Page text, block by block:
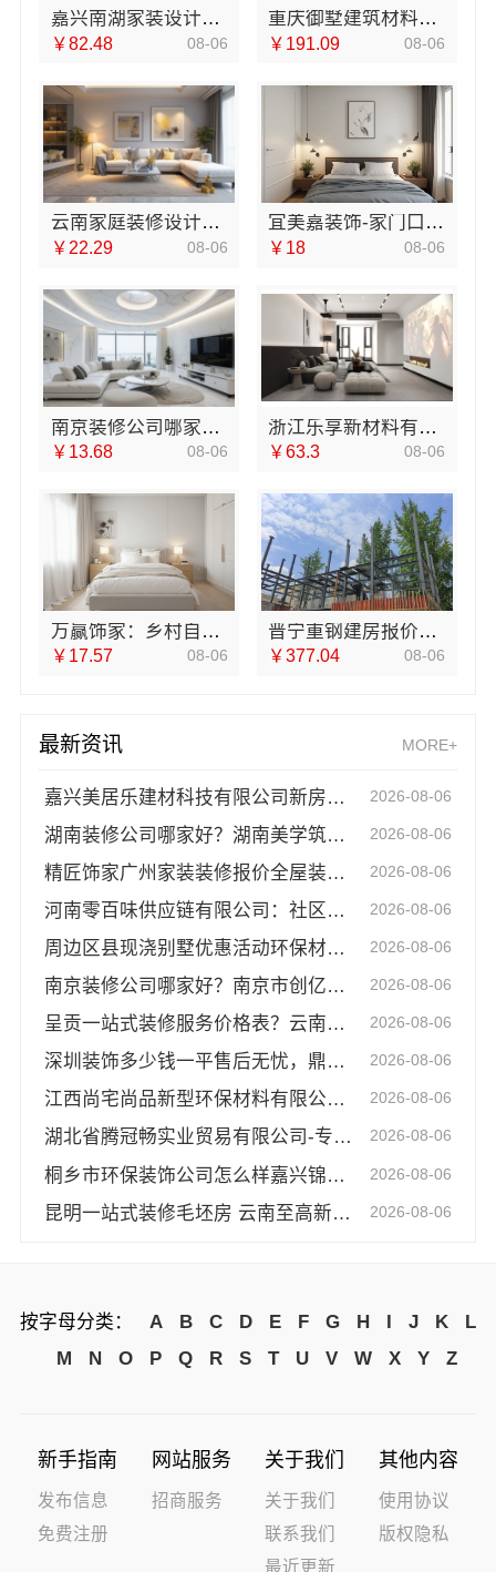
嘉兴南湖家装设计全包环保材料，嘉兴美派建材透明报价更省心
￥82.48 08-06
重庆御墅建筑材料有限公司巴南现浇别墅抗震防风
￥191.09 08-06
云南家庭装修设计全包价格，云南至高新型建材有限公司透明报价
￥22.29 08-06
宜美嘉装饰-家门口室内装修免费量房
￥18 08-06
南京装修公司哪家好？南京市创亿讯更省心
￥13.68 08-06
浙江乐享新材料有限公司新房装修报价
￥63.3 08-06
万赢饰家：乡村自建家装施工门窗焕新，安全耐用有保障
￥17.57 08-06
晋宁重钢建房报价透明，云南晟构建筑建材有限公司为您详解
￥377.04 08-06
最新资讯 MORE+
嘉兴美居乐建材科技有限公司新房装修联系电话 2026-08-06
湖南装修公司哪家好？湖南美学筑家建材老房翻新闭口合同 2026-08-06
精匠饰家广州家装装修报价全屋装修详解 2026-08-06
河南零百味供应链有限公司：社区高盈利零食硬折扣全域盈利 2026-08-06
周边区县现浇别墅优惠活动环保材料重庆御墅建筑材料有限公司 2026-08-06
南京装修公司哪家好？南京市创亿讯让您省心更放心 2026-08-06
呈贡一站式装修服务价格表？云南至高新型建材有限公司闭口合同 2026-08-06
深圳装饰多少钱一平售后无忧，鼎饰空间闭口合同 2026-08-06
江西尚宅尚品新型环保材料有限公司绿色现代风格靠谱吗 2026-08-06
湖北省腾冠畅实业贸易有限公司-专业轮胎批发平台解决方案 2026-08-06
桐乡市环保装饰公司怎么样嘉兴锦居装饰材料有限公司 2026-08-06
昆明一站式装修毛坯房 云南至高新型建材有限公司省心到家 2026-08-06
按字母分类： A B C D E F G H I J K
L
M
N O P Q R S T U V W X Y Z
新手指南
发布信息
免费注册
网站服务
招商服务
关于我们
关于我们
联系我们
最近更新
其他内容
使用协议
版权隐私